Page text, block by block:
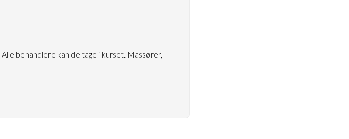
Alle behandlere kan deltage i kurset. Massører,